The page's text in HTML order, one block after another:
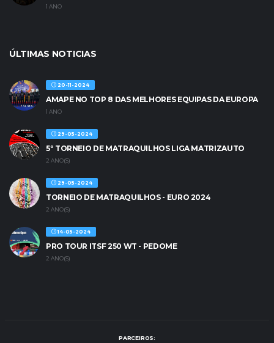
1 ANO
ÚLTIMAS NOTICIAS
20-11-2024
AMAPE NO TOP 8 DAS MELHORES EQUIPAS DA EUROPA
1 ANO
29-05-2024
5º TORNEIO DE MATRAQUILHOS LIGA MATRIZAUTO
2 ANO(S)
29-05-2024
TORNEIO DE MATRAQUILHOS - EURO 2024
2 ANO(S)
14-05-2024
PRO TOUR ITSF 250 WT - PEDOME
2 ANO(S)
PARCEIROS: